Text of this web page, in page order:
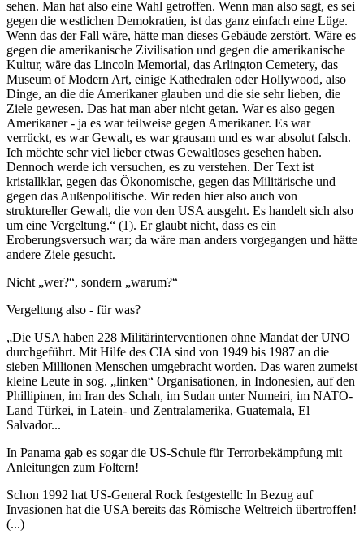
sehen. Man hat also eine Wahl getroffen. Wenn man also sagt, es sei
gegen die westlichen Demokratien, ist das ganz einfach eine Lüge.
Wenn das der Fall wäre, hätte man dieses Gebäude zerstört. Wäre es
gegen die amerikanische Zivilisation und gegen die amerikanische
Kultur, wäre das Lincoln Memorial, das Arlington Cemetery, das
Museum of Modern Art, einige Kathedralen oder Hollywood, also
Dinge, an die die Amerikaner glauben und die sie sehr lieben, die
Ziele gewesen. Das hat man aber nicht getan. War es also gegen
Amerikaner - ja es war teilweise gegen Amerikaner. Es war
verrückt, es war Gewalt, es war grausam und es war absolut falsch.
Ich möchte sehr viel lieber etwas Gewaltloses gesehen haben.
Dennoch werde ich versuchen, es zu verstehen. Der Text ist
kristallklar, gegen das Ökonomische, gegen das Militärische und
gegen das Außenpolitische. Wir reden hier also auch von
struktureller Gewalt, die von den USA ausgeht. Es handelt sich also
um eine Vergeltung.“ (1). Er glaubt nicht, dass es ein
Eroberungsversuch war; da wäre man anders vorgegangen und hätte
andere Ziele gesucht.
Nicht „wer?“, sondern „warum?“
Vergeltung also - für was?
„Die USA haben 228 Militärinterventionen ohne Mandat der UNO
durchgeführt. Mit Hilfe des CIA sind von 1949 bis 1987 an die
sieben Millionen Menschen umgebracht worden. Das waren zumeist
kleine Leute in sog. „linken“ Organisationen, in Indonesien, auf den
Phillipinen, im Iran des Schah, im Sudan unter Numeiri, im NATO-
Land Türkei, in Latein- und Zentralamerika, Guatemala, El
Salvador...
In Panama gab es sogar die US-Schule für Terrorbekämpfung mit
Anleitungen zum Foltern!
Schon 1992 hat US-General Rock festgestellt: In Bezug auf
Invasionen hat die USA bereits das Römische Weltreich übertroffen!
(...)